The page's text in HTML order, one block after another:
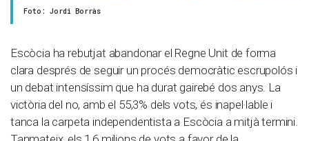
Foto: Jordi Borràs
Escòcia ha rebutjat abandonar el Regne Unit de forma
clara després de seguir un procés democràtic escrupolós i
un debat intensíssim que ha durat gairebé dos anys. La
victòria del no, amb el 55,3% dels vots, és inapel·lable i
tanca la carpeta independentista a Escòcia a mitjà termini.